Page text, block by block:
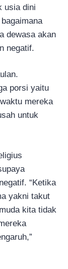
usia dini
dewasa akan
negatif.
porsi yaitu
mereka
untuk
“Ketika
yakni takut
kita tidak